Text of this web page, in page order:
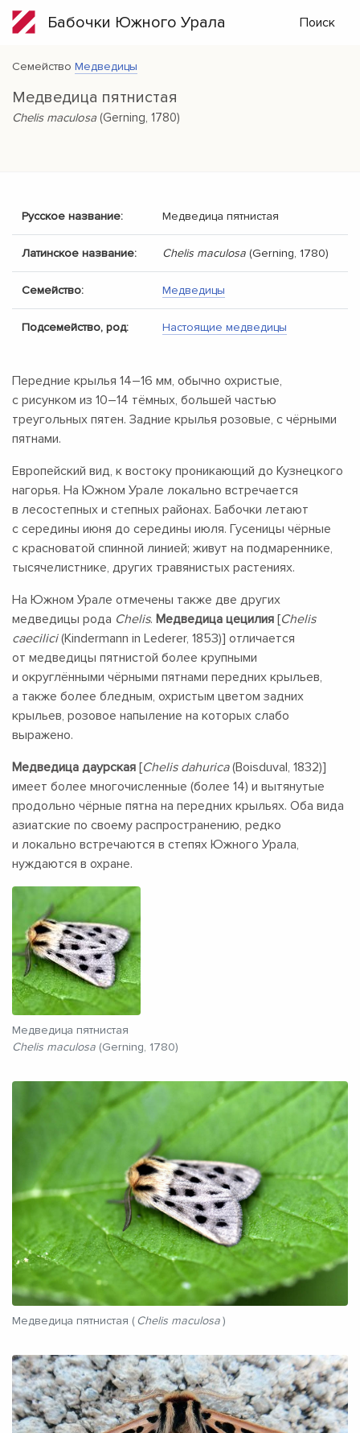
Бабочки Южного Урала Поиск
Семейство Медведицы
Медведица пятнистая
Chelis maculosa (Gerning, 1780)
Русское название: Медведица пятнистая
Латинское название: Chelis maculosa (Gerning, 1780)
Семейство: Медведицы
Подсемейство, род: Настоящие медведицы
Передние крылья 14–16 мм, обычно охристые,
с рисунком из 10–14 тёмных, большей частью
треугольных пятен. Задние крылья розовые, с чёрными
пятнами.
Европейский вид, к востоку проникающий до Кузнецкого
нагорья. На Южном Урале локально встречается
в лесостепных и степных районах. Бабочки летают
с середины июня до середины июля. Гусеницы чёрные
с красноватой спинной линией; живут на подмареннике,
тысячелистнике, других травянистых растениях.
На Южном Урале отмечены также две других
медведицы рода Chelis. Медведица цецилия [Chelis
caecilici(Kindermann in Lederer, 1853)] отличается
от медведицы пятнистой более крупными
и округлёнными чёрными пятнами передних крыльев,
а также более бледным, охристым цветом задних
крыльев, розовое напыление на которых слабо
выражено.
Медведица даурская [Chelis dahurica(Boisduval, 1832)]
имеет более многочисленные (более 14) и вытянутые
продольно чёрные пятна на передних крыльях. Оба вида
азиатские по своему распространению, редко
и локально встречаются в степях Южного Урала,
нуждаются в охране.
Медведица пятнистая
Chelis maculosa (Gerning, 1780)
Медведица пятнистая (Chelis maculosa )